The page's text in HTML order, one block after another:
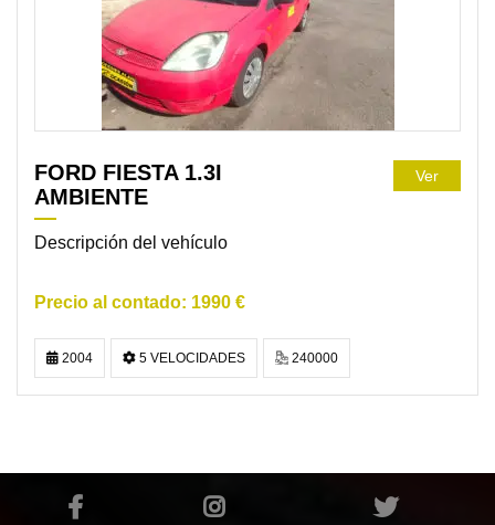
FORD FIESTA 1.3I
AMBIENTE
Descripción del vehículo
1990 €
Ver
2004 5 VELOCIDADES 240000